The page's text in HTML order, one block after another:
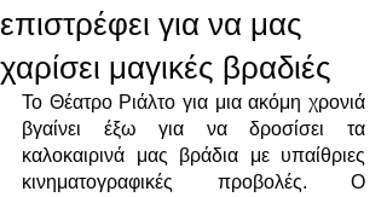
επιστρέφει για να μας
χαρίσει μαγικές βραδιές
Το Θέατρο Ριάλτο για μια ακόμη χρονιά
βγαίνει έξω για να δροσίσει τα
καλοκαιρινά μας βράδια με υπαίθριες
κινηματογραφικές προβολές. Ο